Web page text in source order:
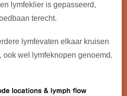
lymfeklier is gepasseerd,
terecht.
lymfevaten elkaar kruisen
ook wel lymfeknopen genoemd.